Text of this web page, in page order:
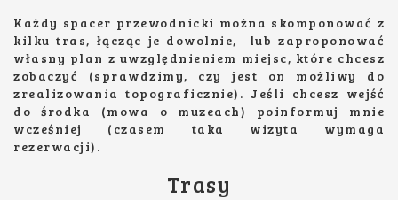
Każdy spacer przewodnicki można skomponować z
kilku tras, łącząc je dowolnie, lub zaproponować
własny plan z uwzględnieniem miejsc, które chcesz
zobaczyć (sprawdzimy, czy jest on możliwy do
zrealizowania topograficznie). Jeśli chcesz wejść
do środka (mowa o muzeach) poinformuj mnie
wcześniej (czasem taka wizyta wymaga
rezerwacji).
Trasy